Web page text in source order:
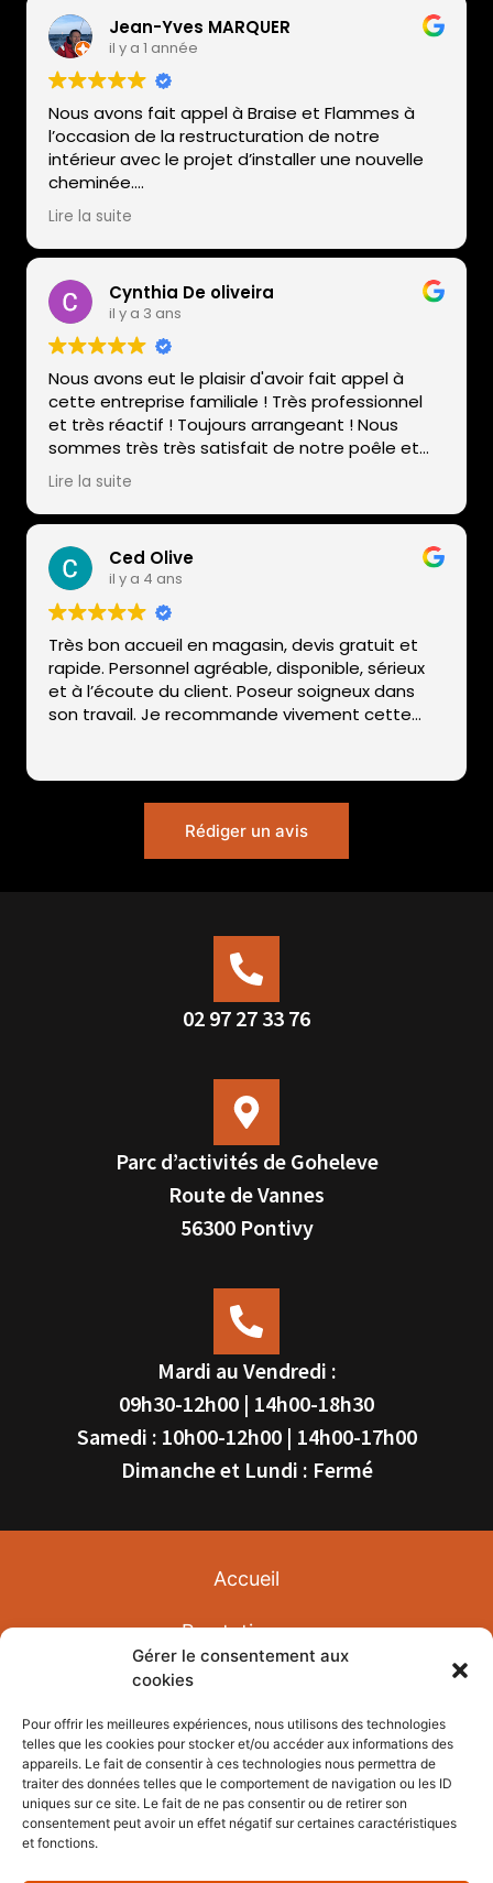
Gérer le consentement aux
cookies
Pour offrir les meilleures expériences, nous utilisons des technologies
telles que les cookies pour stocker et/ou accéder aux informations des
appareils. Le fait de consentir à ces technologies nous permettra de
traiter des données telles que le comportement de navigation ou les ID
uniques sur ce site. Le fait de ne pas consentir ou de retirer son
consentement peut avoir un effet négatif sur certaines caractéristiques
et fonctions.
Jean-Yves MARQUER
il y a 1 année
Nous avons fait appel à Braise et Flammes à
l’occasion de la restructuration de notre
intérieur avec le projet d’installer une nouvelle
cheminée.
Dans leur hall d’exposition, ils ont pris le temps
de nous conseiller sur le choix du foyer, sur
l’utilisation et l’entretien. Leurs
recommandations étaient claires et
pertinentes, ce qui nous a vraiment rassurés et
confortés dans notre choix.
L’équipe a ensuite réalisé un travail d’installation
très professionnel tout respectant les délais. La
nouvelle implantation est particulièrement
réussie. L’ensemble est désormais aux normes
environnementales et règlementaires et
fonctionne parfaitement.
Lire la suite
Cynthia De oliveira
il y a 3 ans
Nous avons eut le plaisir d'avoir fait appel à
cette entreprise familiale ! Très professionnel
et très réactif ! Toujours arrangeant ! Nous
sommes très très satisfait de notre poêle et
aucun problème avec celui-ci ni avec l'entretien
de ce dernier 😍
Lire la suite
Ced Olive
il y a 4 ans
Très bon accueil en magasin, devis gratuit et
rapide. Personnel agréable, disponible, sérieux
et à l’écoute du client. Poseur soigneux dans
son travail. Je recommande vivement cette
Rédiger un avis
02 97 27 33 76
Parc d’activités de Goheleve
Route de Vannes
56300 Pontivy
Mardi au Vendredi :
09h30-12h00 | 14h00-18h30
Samedi : 10h00-12h00 | 14h00-17h00
Dimanche et Lundi : Fermé
Accueil
Prestations
Réalisations
Actualités